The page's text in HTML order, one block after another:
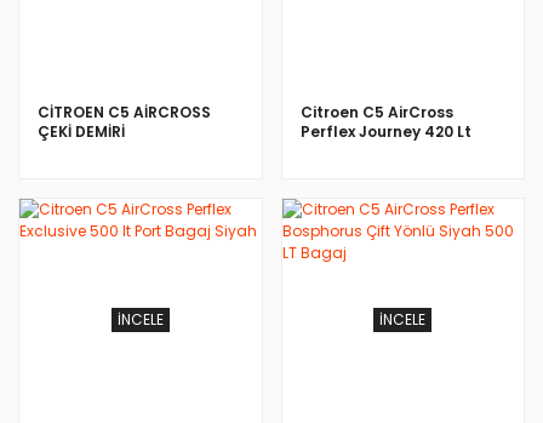
CİTROEN C5 AİRCROSS
ÇEKİ DEMİRİ
Citroen C5 AirCross
Perflex Journey 420 Lt
İNCELE İNCELE